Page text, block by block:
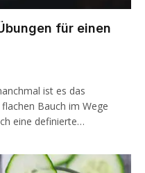
für einen
ist es das
Bauch im Wege
eine definierte…